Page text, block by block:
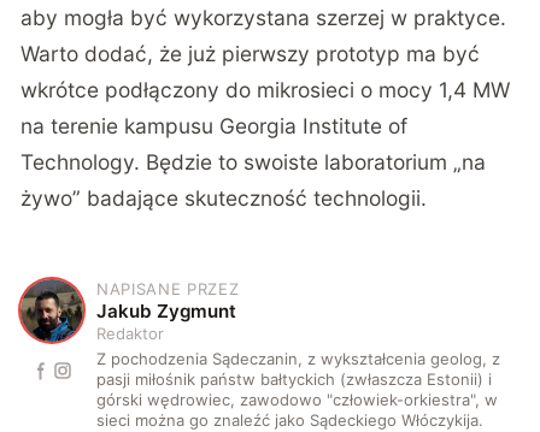
aby mogła być wykorzystana szerzej w praktyce.
Warto dodać, że już pierwszy prototyp ma być
wkrótce podłączony do mikrosieci o mocy 1,4 MW
na terenie kampusu Georgia Institute of
Technology. Będzie to swoiste laboratorium „na
żywo” badające skuteczność technologii.
J
NAPISANE PRZEZ
Jakub Zygmunt
Redaktor
Z pochodzenia Sądeczanin, z wykształcenia geolog, z
pasji miłośnik państw bałtyckich (zwłaszcza Estonii) i
górski wędrowiec, zawodowo "człowiek-orkiestra", w
sieci można go znaleźć jako Sądeckiego Włóczykija.